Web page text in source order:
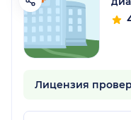
Лицензия